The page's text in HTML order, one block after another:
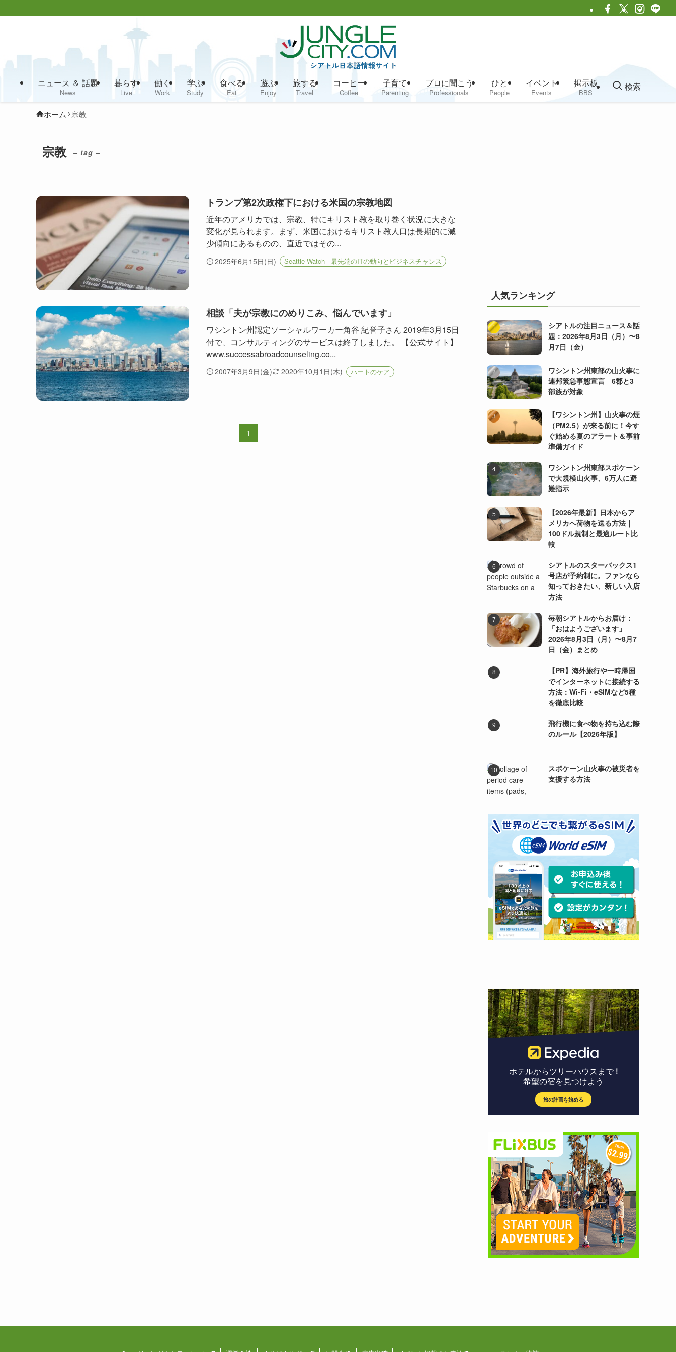
ニュース ＆ 話題
News
暮らす
Live
働く
Work
学ぶ
Study
食べる
Eat
遊ぶ
Enjoy
旅する
Travel
コーヒー
Coffee
子育て
Parenting
プロに聞こう
Professionals
ひと
People
イベント
Events
掲示板
BBS
検索
ホーム 宗教
宗教 – tag –
トランプ第2次政権下における米国の宗教地図
近年のアメリカでは、宗教、特にキリスト教を取り巻く状況に大きな
変化が見られます。まず、米国におけるキリスト教人口は長期的に減
少傾向にあるものの、直近ではその...
2025年6月15日(日) Seattle Watch - 最先端のITの動向とビジネスチャンス
相談「夫が宗教にのめりこみ、悩んでいます」
ワシントン州認定ソーシャルワーカー角谷 紀誉子さん 2019年3月15日
付で、コンサルティングのサービスは終了しました。 【公式サイト】
www.successabroadcounseling.co...
2007年3月9日(金) 2020年10月1日(木) ハートのケア
1
人気ランキング
シアトルの注目ニュース＆話
題：2026年8月3日（月）〜8
月7日（金）
ワシントン州東部の山火事に
連邦緊急事態宣言 6郡と3
部族が対象
【ワシントン州】山火事の煙
（PM2.5）が来る前に！今す
ぐ始める夏のアラート＆事前
準備ガイド
ワシントン州東部スポケーン
で大規模山火事、6万人に避
難指示
【2026年最新】日本からア
メリカへ荷物を送る方法｜
100ドル規制と最適ルート比
較
シアトルのスターバックス1
号店が予約制に。ファンなら
知っておきたい、新しい入店
方法
毎朝シアトルからお届け：
「おはようございます」
2026年8月3日（月）〜8月7
日（金）まとめ
【PR】海外旅行や一時帰国
でインターネットに接続する
方法：Wi-Fi・eSIMなど5種
を徹底比較
飛行機に食べ物を持ち込む際
のルール【2026年版】
スポケーン山火事の被災者を
支援する方法